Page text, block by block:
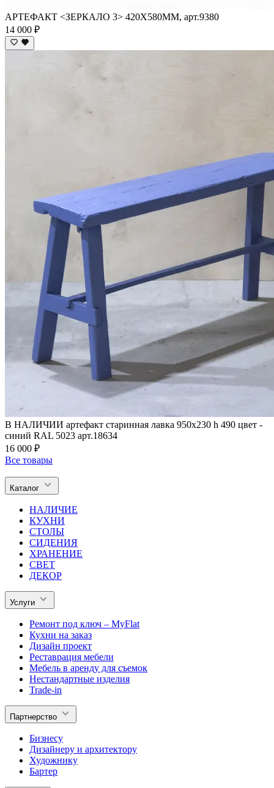
АРТЕФАКТ <ЗЕРКАЛО 3> 420Х580ММ, арт.9380
14 000 ₽
В НАЛИЧИИ артефакт старинная лавка 950х230 h 490 цвет -
синий RAL 5023 арт.18634
16 000 ₽
Все товары
Каталог
НАЛИЧИЕ
КУХНИ
СТОЛЫ
СИДЕНИЯ
ХРАНЕНИЕ
СВЕТ
ДЕКОР
Услуги
Ремонт под ключ – MyFlat
Кухни на заказ
Дизайн проект
Реставрация мебели
Мебель в аренду для съемок
Нестандартные изделия
Trade-in
Партнерство
Бизнесу
Дизайнеру и архитектору
Художнику
Бартер